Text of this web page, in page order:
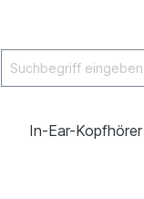
In-Ear-Kopfhörer